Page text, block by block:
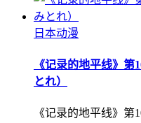
日本动漫
《记录的地平线》
とれ）
《记录的地平线》